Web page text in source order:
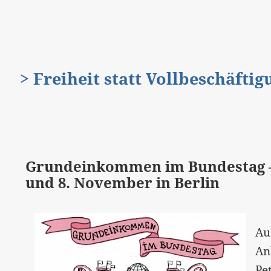
> Freiheit statt
Grundeinkommen im Bundestag
und 8. November in Berlin